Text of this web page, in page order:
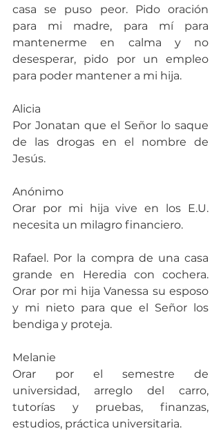
casa se puso peor. Pido oración
para mi madre, para mí para
mantenerme en calma y no
desesperar, pido por un empleo
para poder mantener a mi hija.
Alicia
Por Jonatan que el Señor lo saque
de las drogas en el nombre de
Jesús.
Anónimo
Orar por mi hija vive en los E.U.
necesita un milagro financiero.
Rafael. Por la compra de una casa
grande en Heredia con cochera.
Orar por mi hija Vanessa su esposo
y mi nieto para que el Señor los
bendiga y proteja.
Melanie
Orar por el semestre de
universidad, arreglo del carro,
tutorías y pruebas, finanzas,
estudios, práctica universitaria.